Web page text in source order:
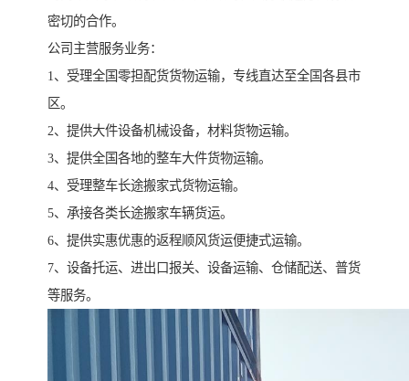
密切的合作。
公司主营服务业务：
1、受理全国零担配货货物运输，专线直达至全国各县市
区。
2、提供大件设备机械设备，材料货物运输。
3、提供全国各地的整车大件货物运输。
4、受理整车长途搬家式货物运输。
5、承接各类长途搬家车辆货运。
6、提供实惠优惠的返程顺风货运便捷式运输。
7、设备托运、进出口报关、设备运输、仓储配送、普货
等服务。